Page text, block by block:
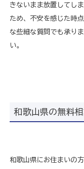
きないまま放置してし
ため、不安を感じた時
な些細な質問でも承り
い。
和歌山県の無料
和歌山県にお住まいの